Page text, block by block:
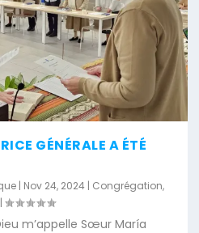
GÉNÉRALE A ÉTÉ
| Nov 24, 2024 | Congrégation,
|
m’appelle Sœur María